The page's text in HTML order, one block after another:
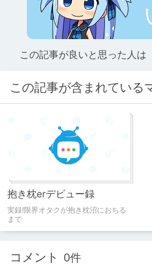
この記事が良いと思った人は
この記事が含まれている
抱き枕erデビュー録
実録!限界オタクが抱き枕沼におちる
まで
コメント 0件